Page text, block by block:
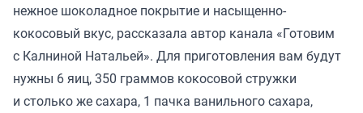
нежное шоколадное покрытие и насыщенно-
кокосовый вкус, рассказала автор канала «Готовим
с Калниной Натальей». Для приготовления вам будут
нужны 6 яиц, 350 граммов кокосовой стружки
и столько же сахара, 1 пачка ванильного сахара,